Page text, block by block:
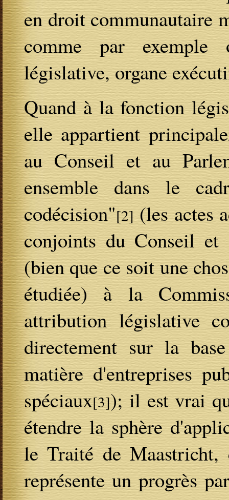
en droit communautaire
comme par exemple
législative, organe
Quand à la fonction
elle appartient
au Conseil et au
ensemble dans le
codécision"[2](les actes
conjoints du Conseil et
(bien que ce soit une
étudiée) à la
attribution législative
directement sur la
matière d'entreprises
spéciaux[3]); il est vrai
étendre la sphère
le Traité de
représente un progrès